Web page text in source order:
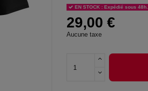
EN STOCK : Expédié sous 48h.
29,00 €
Aucune taxe